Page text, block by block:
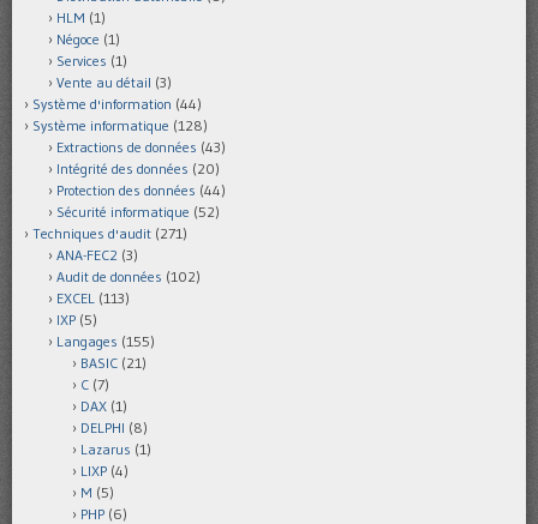
HLM (1)
Négoce (1)
Services (1)
Vente au détail (3)
Système d'information (44)
Système informatique (128)
Extractions de données (43)
Intégrité des données (20)
Protection des données (44)
Sécurité informatique (52)
Techniques d'audit (271)
ANA-FEC2 (3)
Audit de données (102)
EXCEL (113)
IXP (5)
Langages (155)
BASIC (21)
C (7)
DAX (1)
DELPHI (8)
Lazarus (1)
LIXP (4)
M (5)
PHP (6)